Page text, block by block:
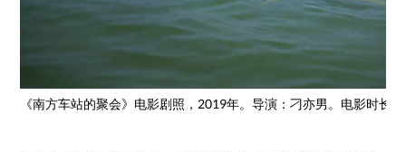
《南方车站的聚会》电影剧照，2019年。导演：刁亦男。电影时长